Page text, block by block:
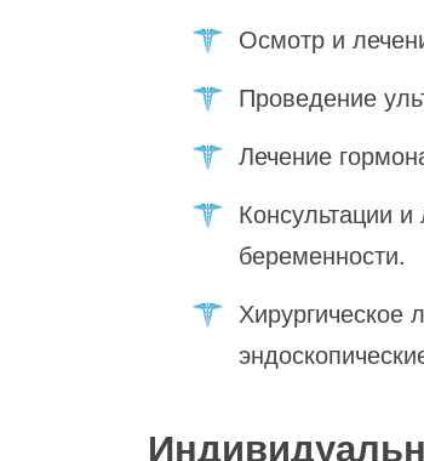
Осмотр и
Проведение
Лечение
Консультации
беременности.
Хирургическое